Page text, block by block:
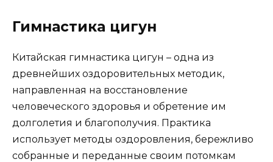
Гимнастика цигун
Китайская гимнастика цигун – одна из
древнейших оздоровительных методик,
направленная на восстановление
человеческого здоровья и обретение им
долголетия и благополучия. Практика
использует методы оздоровления, бережливо
собранные и переданные своим потомкам